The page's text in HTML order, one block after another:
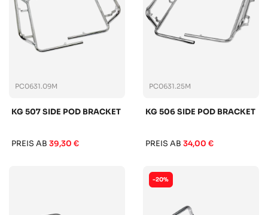
PC0631.09M
KG 507 SIDE POD BRACKET
PREIS AB 39,30 €
PC0631.25M
KG 506 SIDE POD BRACKET
PREIS AB 34,00 €
-20%